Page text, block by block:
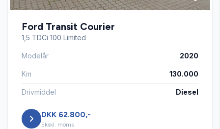
Kørecomputer
Parkeringssensor foran
Sædevarme
USB tilslutning
Ford Transit Courier
1,5 TDCi 100 Limited
Modelår 2020
Km 130.000
Drivmiddel Diesel
DKK 62.800,-
Ekskl. moms